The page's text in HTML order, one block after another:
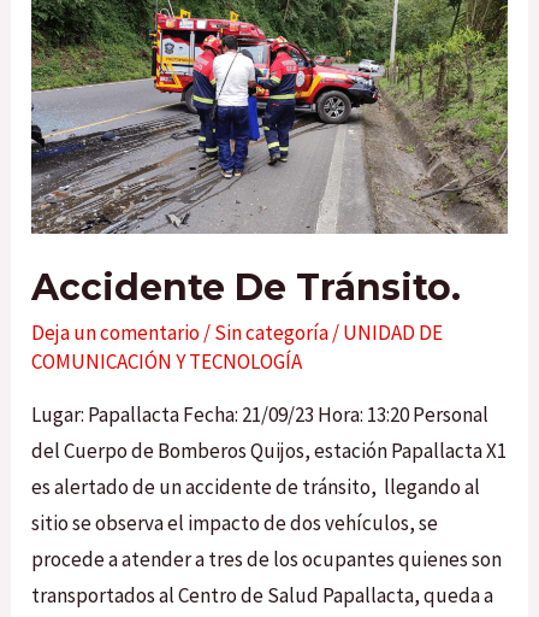
Accidente De Tránsito.
Deja un comentario/Sin categoría/UNIDAD DE
COMUNICACIÓN Y TECNOLOGÍA
Lugar: Papallacta Fecha: 21/09/23 Hora: 13:20 Personal
del Cuerpo de Bomberos Quijos, estación Papallacta X1
es alertado de un accidente de tránsito, llegando al
sitio se observa el impacto de dos vehículos, se
procede a atender a tres de los ocupantes quienes son
transportados al Centro de Salud Papallacta, queda a
de
Tránsito.